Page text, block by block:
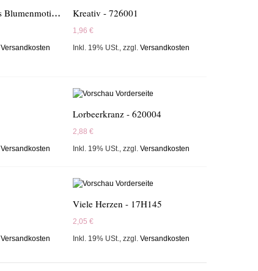
Klassisches helles Blumenmotiv - 620026
Versandkosten
Kreativ - 726001
1,96 €
Inkl. 19% USt., zzgl. Versandkosten
Versandkosten
Lorbeerkranz - 620004
2,88 €
Inkl. 19% USt., zzgl. Versandkosten
Versandkosten
Viele Herzen - 17H145
2,05 €
Inkl. 19% USt., zzgl. Versandkosten